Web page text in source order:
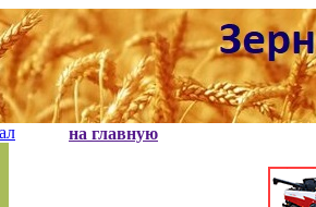
на главную